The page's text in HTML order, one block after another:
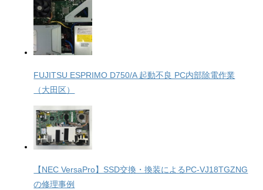
FUJITSU ESPRIMO D750/A 起動不良 PC内部除電作業
（大田区）
【NEC VersaPro】SSD交換・換装によるPC-VJ18TGZNG
の修理事例